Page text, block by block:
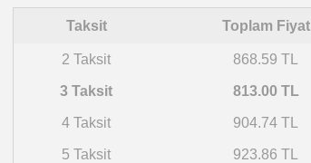
Taksit Toplam Fiyat
2 Taksit 868.59 TL
3 Taksit 813.00 TL
4 Taksit 904.74 TL
5 Taksit 923.86 TL